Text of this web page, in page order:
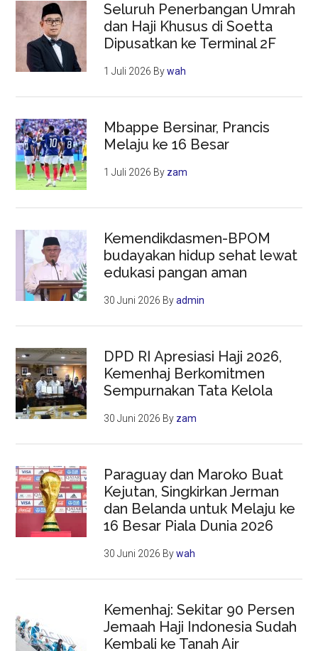
Seluruh Penerbangan Umrah
dan Haji Khusus di Soetta
Dipusatkan ke Terminal 2F
1 Juli 2026 Bywah
Mbappe Bersinar, Prancis
Melaju ke 16 Besar
1 Juli 2026 By zam
Kemendikdasmen-BPOM
budayakan hidup sehat lewat
edukasi pangan aman
30 Juni 2026 Byadmin
DPD RI Apresiasi Haji 2026,
Kemenhaj Berkomitmen
Sempurnakan Tata Kelola
30 Juni 2026 By zam
Paraguay dan Maroko Buat
Kejutan, Singkirkan Jerman
dan Belanda untuk Melaju ke
16 Besar Piala Dunia 2026
30 Juni 2026 Bywah
Kemenhaj: Sekitar 90 Persen
Jemaah Haji Indonesia Sudah
Kembali ke Tanah Air